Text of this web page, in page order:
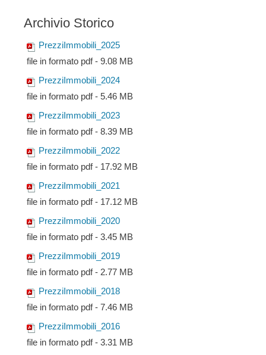
Archivio Storico
PrezziImmobili_2025
file in formato pdf - 9.08 MB
PrezziImmobili_2024
file in formato pdf - 5.46 MB
PrezziImmobili_2023
file in formato pdf - 8.39 MB
PrezziImmobili_2022
file in formato pdf - 17.92 MB
PrezziImmobili_2021
file in formato pdf - 17.12 MB
PrezziImmobili_2020
file in formato pdf - 3.45 MB
PrezziImmobili_2019
file in formato pdf - 2.77 MB
PrezziImmobili_2018
file in formato pdf - 7.46 MB
PrezziImmobili_2016
file in formato pdf - 3.31 MB